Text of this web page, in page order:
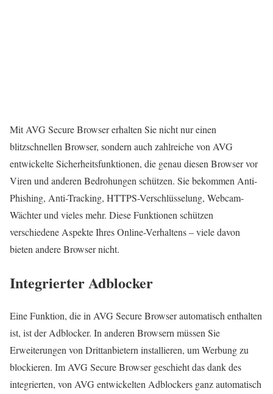
Mit AVG Secure Browser erhalten Sie nicht nur einen
blitzschnellen Browser, sondern auch zahlreiche von AVG
entwickelte Sicherheitsfunktionen, die genau diesen Browser vor
Viren und anderen Bedrohungen schützen. Sie bekommen Anti-
Phishing, Anti-Tracking, HTTPS-Verschlüsselung, Webcam-
Wächter und vieles mehr. Diese Funktionen schützen
verschiedene Aspekte Ihres Online-Verhaltens – viele davon
bieten andere Browser nicht.
Integrierter Adblocker
Eine Funktion, die in AVG Secure Browser automatisch enthalten
ist, ist der Adblocker. In anderen Browsern müssen Sie
Erweiterungen von Drittanbietern installieren, um Werbung zu
blockieren. Im AVG Secure Browser geschieht das dank des
integrierten, von AVG entwickelten Adblockers ganz automatisch